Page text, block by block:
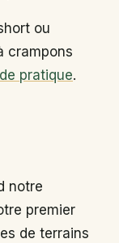
ou
crampons
pratique.
notre
premier
de terrains